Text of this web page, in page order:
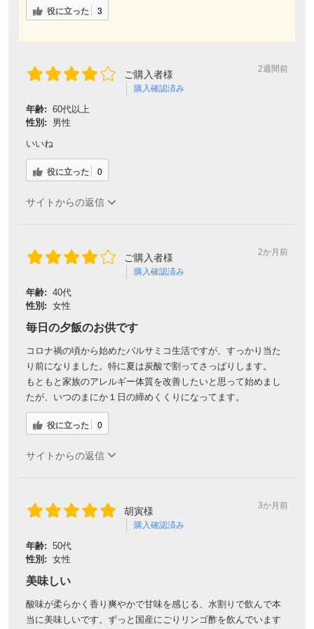
役に立った 3
ご購入者様
購入確認済み
2週間前
年齢: 60代以上
性別:
男性
いいね
役に立った 0
サイトからの返信
ご購入者様
購入確認済み
2か月前
年齢: 40代
性別: 女性
毎日の夕飯のお供です
コロナ禍の頃から始めたバルサミコ生活ですが、すっかり当た
り前になりました。特に夏は炭酸で割ってさっぱりします。
もともと家族のアレルギー体質を改善したいと思って始めまし
たが、いつのまにか１日の締めくくりになってます。
役に立った 0
サイトからの返信
胡寅様
購入確認済み
3か月前
年齢: 50代
性別: 女性
美味しい
酸味が柔らかく香り爽やかで甘味を感じる、水割りで飲んで本
当に美味しいです。ずっと国産にごりリンゴ酢を飲んでいます